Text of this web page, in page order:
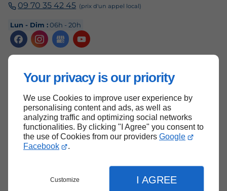
Your privacy is our priority
We use Cookies to improve user experience by
personalising content and ads, as well as
analyzing traffic and optimizing social networks
functionalities. By clicking "I Agree" you consent to
the use of Cookies from our providers Google
Facebook
.
Customize I AGREE
09 70 35 42 45
Lun - Dim :06h - 20h
Accueil
Mentions légales
Plan du site
Haut de page